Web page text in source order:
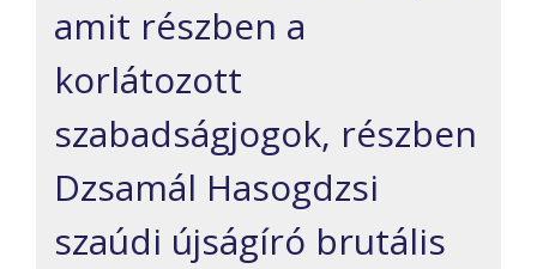
amit részben a
korlátozott
szabadságjogok, részben
Dzsamál Hasogdzsi
szaúdi újságíró brutális